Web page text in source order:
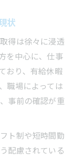
使い方
対処法
確認する
状
得は徐々に浸透
を中心に、仕事
おり、有給休暇
職場によっては
事前の確認が重
ト制や短時間勤
配慮されている